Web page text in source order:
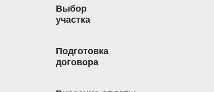
Выбор
участка
Подготовка
договора